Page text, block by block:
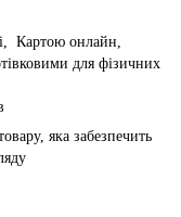
Картою онлайн,
для фізичних
яка забезпечить